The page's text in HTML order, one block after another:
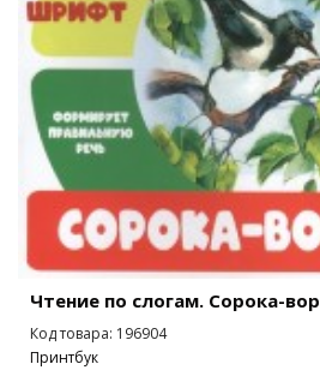
Чтение по слогам. Сорока-
Код товара: 196904
Принтбук